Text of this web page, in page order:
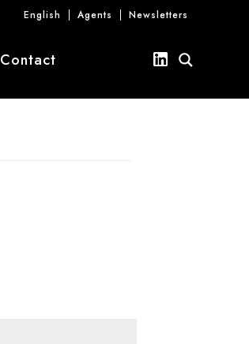
English Agents Newsletters
Contact